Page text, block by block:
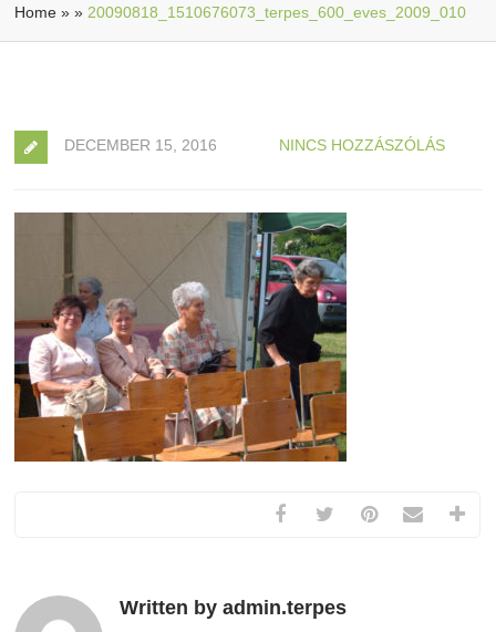
Home »» 20090818_1510676073_terpes_600_eves_2009_010
DECEMBER 15, 2016 NINCS HOZZÁSZÓLÁS
Written by admin.terpes